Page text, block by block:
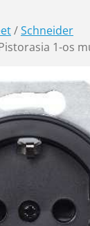
/Schneider
1-os